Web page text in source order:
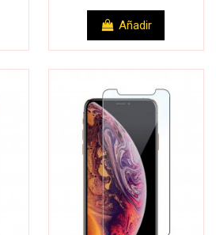
Añadir